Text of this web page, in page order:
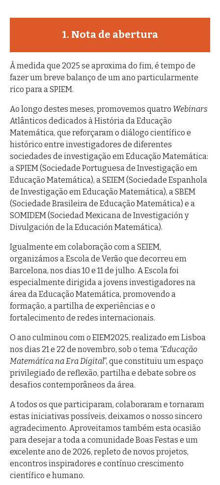
1. Nota de abertura
À medida que 2025 se aproxima do fim, é tempo de
fazer um breve balanço de um ano particularmente
rico para a SPIEM.
Ao longo destes meses, promovemos quatro Webinars
Atlânticos dedicados à História da Educação
Matemática, que reforçaram o diálogo científico e
histórico entre investigadores de diferentes
sociedades de investigação em Educação Matemática:
a SPIEM (Sociedade Portuguesa de Investigação em
Educação Matemática), a SEIEM (Sociedade Espanhola
de Investigação em Educação Matemática), a SBEM
(Sociedade Brasileira de Educação Matemática) e a
SOMIDEM (Sociedad Mexicana de Investigación y
Divulgación de la Educación Matemática).
Igualmente em colaboração com a SEIEM,
organizámos a Escola de Verão que decorreu em
Barcelona, nos dias 10 e 11 de julho. A Escola foi
especialmente dirigida a jovens investigadores na
área da Educação Matemática, promovendo a
formação, a partilha de experiências e o
fortalecimento de redes internacionais.
O ano culminou com o EIEM2025, realizado em Lisboa
nos dias 21 e 22 de novembro, sob o tema “Educação
Matemática na Era Digital”, que constituiu um espaço
privilegiado de reflexão, partilha e debate sobre os
desafios contemporâneos da área.
A todos os que participaram, colaboraram e tornaram
estas iniciativas possíveis, deixamos o nosso sincero
agradecimento. Aproveitamos também esta ocasião
para desejar a toda a comunidade Boas Festas e um
excelente ano de 2026, repleto de novos projetos,
encontros inspiradores e contínuo crescimento
científico e humano.